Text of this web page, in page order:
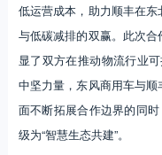
低运营成本，助力顺丰在
与低碳减排的双赢‌。此次
显了双方在推动物流行业
中坚力量，东风商用车与
面不断拓展合作边界的同
级为“智慧生态共建”。